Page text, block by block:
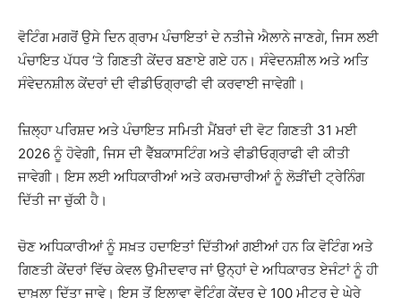
ਵੋਟਿੰਗ ਮਗਰੋਂ ਉਸੇ ਦਿਨ ਗ੍ਰਾਮ ਪੰਚਾਇਤਾਂ ਦੇ ਨਤੀਜੇ ਐਲਾਨੇ ਜਾਣਗੇ, ਜਿਸ ਲਈ
ਪੰਚਾਇਤ ਪੱਧਰ ‘ਤੇ ਗਿਣਤੀ ਕੇਂਦਰ ਬਣਾਏ ਗਏ ਹਨ। ਸੰਵੇਦਨਸ਼ੀਲ ਅਤੇ ਅਤਿ
ਸੰਵੇਦਨਸ਼ੀਲ ਕੇਂਦਰਾਂ ਦੀ ਵੀਡੀਓਗ੍ਰਾਫੀ ਵੀ ਕਰਵਾਈ ਜਾਵੇਗੀ।
ਜ਼ਿਲ੍ਹਾ ਪਰਿਸ਼ਦ ਅਤੇ ਪੰਚਾਇਤ ਸਮਿਤੀ ਮੈਂਬਰਾਂ ਦੀ ਵੋਟ ਗਿਣਤੀ 31 ਮਈ
2026 ਨੂੰ ਹੋਵੇਗੀ, ਜਿਸ ਦੀ ਵੈੱਬਕਾਸਟਿੰਗ ਅਤੇ ਵੀਡੀਓਗ੍ਰਾਫੀ ਵੀ ਕੀਤੀ
ਜਾਵੇਗੀ। ਇਸ ਲਈ ਅਧਿਕਾਰੀਆਂ ਅਤੇ ਕਰਮਚਾਰੀਆਂ ਨੂੰ ਲੋੜੀਂਦੀ ਟ੍ਰੇਨਿੰਗ
ਦਿੱਤੀ ਜਾ ਚੁੱਕੀ ਹੈ।
ਚੋਣ ਅਧਿਕਾਰੀਆਂ ਨੂੰ ਸਖ਼ਤ ਹਦਾਇਤਾਂ ਦਿੱਤੀਆਂ ਗਈਆਂ ਹਨ ਕਿ ਵੋਟਿੰਗ ਅਤੇ
ਗਿਣਤੀ ਕੇਂਦਰਾਂ ਵਿੱਚ ਕੇਵਲ ਉਮੀਦਵਾਰ ਜਾਂ ਉਨ੍ਹਾਂ ਦੇ ਅਧਿਕਾਰਤ ਏਜੰਟਾਂ ਨੂੰ ਹੀ
ਦਾਖ਼ਲਾ ਦਿੱਤਾ ਜਾਵੇ। ਇਸ ਤੋਂ ਇਲਾਵਾ ਵੋਟਿੰਗ ਕੇਂਦਰ ਦੇ 100 ਮੀਟਰ ਦੇ ਘੇਰੇ